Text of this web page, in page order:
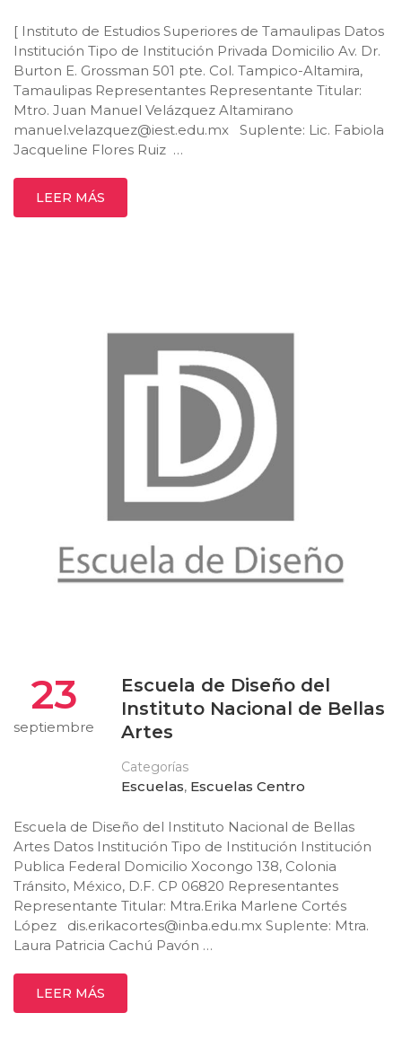
[ Instituto de Estudios Superiores de Tamaulipas Datos
Institución Tipo de Institución Privada Domicilio Av. Dr.
Burton E. Grossman 501 pte. Col. Tampico-Altamira,
Tamaulipas Representantes Representante Titular:
Mtro. Juan Manuel Velázquez Altamirano
manuel.velazquez@iest.edu.mx Suplente: Lic. Fabiola
Jacqueline Flores Ruiz …
LEER MÁS
23
septiembre
Escuela de Diseño del
Instituto Nacional de Bellas
Artes
Categorías
Escuelas, Escuelas Centro
Escuela de Diseño del Instituto Nacional de Bellas
Artes Datos Institución Tipo de Institución Institución
Publica Federal Domicilio Xocongo 138, Colonia
Tránsito, México, D.F. CP 06820 Representantes
Representante Titular: Mtra.Erika Marlene Cortés
López dis.erikacortes@inba.edu.mx Suplente: Mtra.
Laura Patricia Cachú Pavón …
LEER MÁS